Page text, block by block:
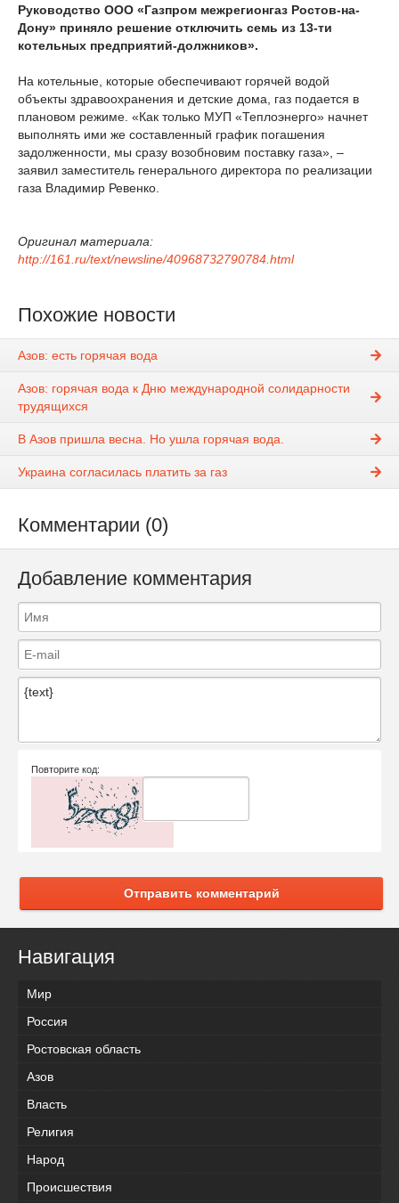
Руководство ООО «Газпром межрегионгаз Ростов-на-
Дону» приняло решение отключить семь из 13-ти
котельных предприятий-должников».
На котельные, которые обеспечивают горячей водой
объекты здравоохранения и детские дома, газ подается в
плановом режиме. «Как только МУП «Теплоэнерго» начнет
выполнять ими же составленный график погашения
задолженности, мы сразу возобновим поставку газа», –
заявил заместитель генерального директора по реализации
газа Владимир Ревенко.
Оригинал материала:
http://161.ru/text/newsline/40968732790784.html
Похожие новости
Азов: есть горячая вода
Азов: горячая вода к Дню международной солидарности
трудящихся
В Азов пришла весна. Но ушла горячая вода.
Украина согласилась платить за газ
Комментарии (0)
Добавление комментария
Повторите код:
Отправить комментарий
Навигация
Мир
Россия
Ростовская область
Азов
Власть
Религия
Народ
Происшествия